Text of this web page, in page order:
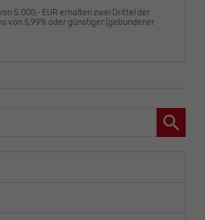
5.000,- EUR erhalten zwei Drittel der
von 5,99% oder günstiger (gebundener